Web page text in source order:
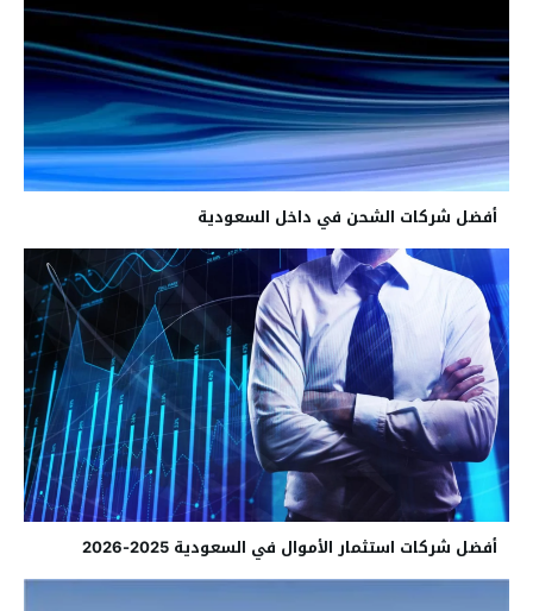
أفضل شركات الشحن في داخل السعودية
أفضل شركات استثمار الأموال في السعودية 2025-2026